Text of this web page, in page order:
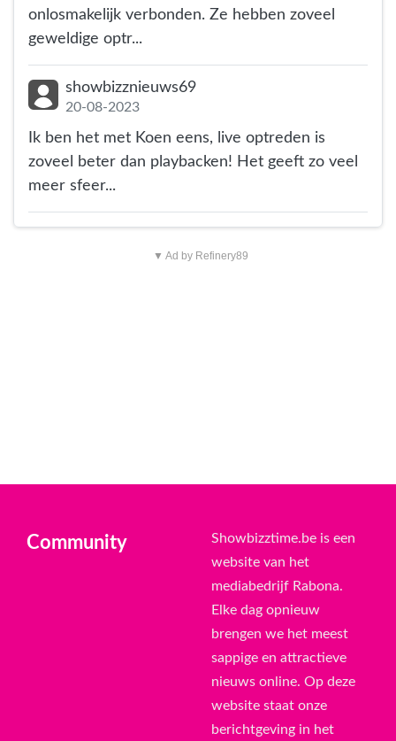
onlosmakelijk verbonden. Ze hebben zoveel
geweldige optr...
showbizznieuws69
20-08-2023
Ik ben het met Koen eens, live optreden is
zoveel beter dan playbacken! Het geeft zo veel
meer sfeer...
▼ Ad by Refinery89
Community
Showbizztime.be is een
website van het
mediabedrijf Rabona.
Elke dag opnieuw
brengen we het meest
sappige en attractieve
nieuws online. Op deze
website staat onze
berichtgeving in het